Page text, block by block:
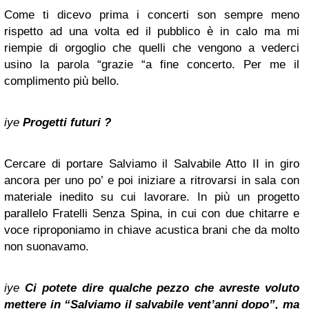
Come ti dicevo prima i concerti son sempre meno
rispetto ad una volta ed il pubblico è in calo ma mi
riempie di orgoglio che quelli che vengono a vederci
usino la parola “grazie “a fine concerto. Per me il
complimento più bello.
iye Progetti futuri ?
Cercare di portare Salviamo il Salvabile Atto II in giro
ancora per uno po’ e poi iniziare a ritrovarsi in sala con
materiale inedito su cui lavorare. In più un progetto
parallelo Fratelli Senza Spina, in cui con due chitarre e
voce riproponiamo in chiave acustica brani che da molto
non suonavamo.
iye Ci potete dire qualche pezzo che avreste voluto
mettere in “Salviamo il salvabile vent’anni dopo”, ma